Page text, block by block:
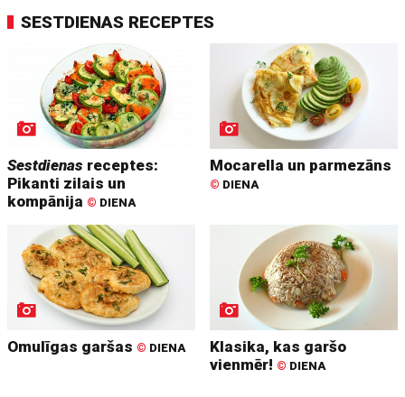
SESTDIENAS RECEPTES
Sestdienas receptes:
Pikanti zilais un
kompānija © DIENA
Mocarella un parmezāns
© DIENA
Omulīgas garšas © DIENA
Klasika, kas garšo
vienmēr! © DIENA